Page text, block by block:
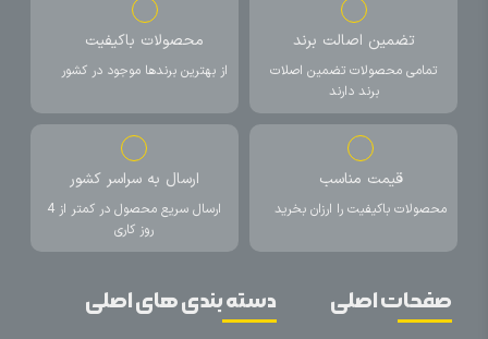
تضمین اصالت برند
تمامی محصولات تضمین اصلات
برند دارند
محصولات باکیفیت
از بهترین برندها موجود در کشور
قیمت مناسب
محصولات باکیفیت را ارزان بخرید
ارسال به سراسر کشور
ارسال سریع محصول در کمتر از 4
روز کاری
صفحات اصلی دسته بندی های اصلی